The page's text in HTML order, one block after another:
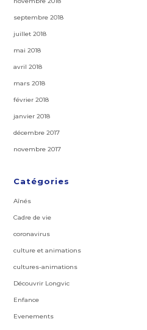
septembre 2018
juillet 2018
mai 2018
avril 2018
mars 2018
février 2018
janvier 2018
décembre 2017
novembre 2017
Catégories
Aînés
Cadre de vie
coronavirus
culture et animations
cultures-animations
Découvrir Longvic
Enfance
Evenements